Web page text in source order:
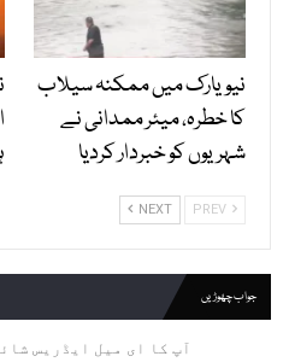
نیویارک میں ممکنہ سیلاب
کا خطرہ، میئر ممدانی نے
شہریوں کو خبردار کردیا
NEXT
جواب چھوڑیں
آپ کا ای میل ایڈریس